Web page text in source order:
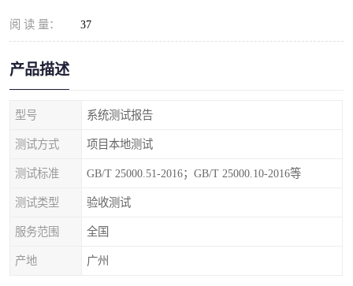
阅 读 量： 37
产品描述
型号 系统测试报告
测试方式 项目本地测试
测试标准 GB/T 25000.51-2016；GB/T 25000.10-2016等
测试类型 验收测试
服务范围 全国
产地 广州